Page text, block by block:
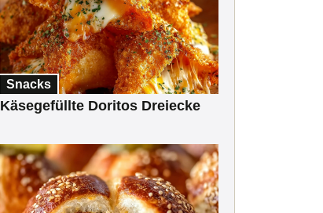
Snacks
Käsegefüllte Doritos Dreiecke